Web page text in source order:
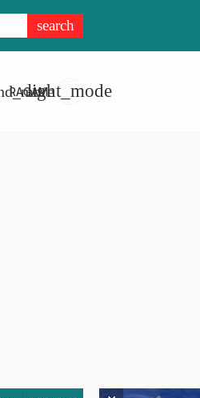
search
RAGAMlight_mode